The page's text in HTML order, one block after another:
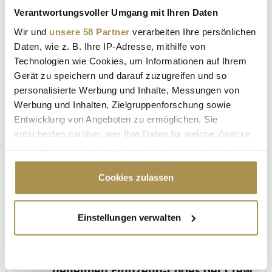
Verantwortungsvoller Umgang mit Ihren Daten
Wir und unsere 58 Partner verarbeiten Ihre persönlichen
Daten, wie z. B. Ihre IP-Adresse, mithilfe von
Technologien wie Cookies, um Informationen auf Ihrem
Gerät zu speichern und darauf zuzugreifen und so
personalisierte Werbung und Inhalte, Messungen von
Werbung und Inhalten, Zielgruppenforschung sowie
Entwicklung von Angeboten zu ermöglichen. Sie
entscheiden darüber, wer Ihre Daten für welche Zwecke
Cookie-Erklärung oder durch Klicken auf das Privacy
Trigger Symbol ändern oder widerrufen
Informationen über Ihre geografische Lage
erfassen, welche bis auf einige Meter genau sein
Cookies zulassen
Einstellungen verwalten
"Die Leute wollen einen Skandal im
MEISTGELESEN
LUFTFAHRT-INSIDER